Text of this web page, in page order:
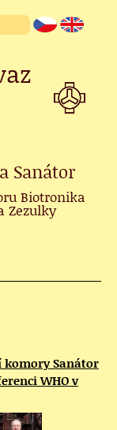
Sanátor
Biotronika
Zezulky
komory Sanátor
WHO v